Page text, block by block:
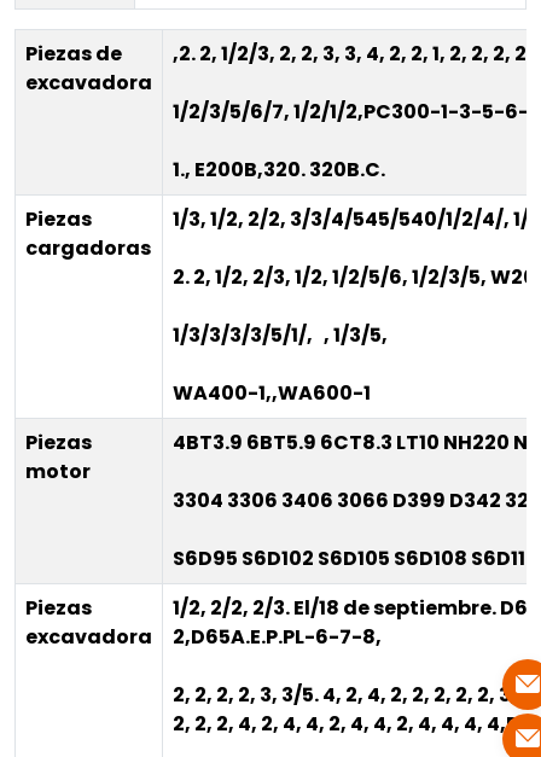
Piezas de
excavadora
,2. 2, 1/2/3, 2, 2, 3, 3, 4, 2, 2, 1, 2, 2, 2, 2,
1/2/3/5/6/7, 1/2/1/2,PC300-1-3-5-6-
1., E200B,320. 320B.C.
Piezas
cargadoras
1/3, 1/2, 2/2, 3/3/4/545/540/1/2/4/,
2. 2, 1/2, 2/3, 1/2, 1/2/5/6, 1/2/3/5,
1/3/3/3/3/5/1/, , 1/3/5,
WA400-1,,WA600-1
Piezas
motor
4BT3.9 6BT5.9 6CT8.3 LT10 NH220
3304 3306 3406 3066 D399 D342
S6D95 S6D102 S6D105 S6D108
Piezas
excavadora
1/2, 2/2, 2/3. El/18 de septiembre.
2,D65A.E.P.PL-6-7-8,
2, 2, 2, 2, 3, 3/5. 4, 2, 4, 2, 2, 2, 2, 2, 3,
2, 2, 2, 4, 2, 4, 4, 2, 4, 4, 2, 4, 4, 4, 4,